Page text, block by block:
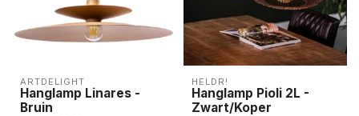
ARTDELIGHT
Hanglamp Linares -
Bruin
HELDR!
Hanglamp Pioli 2L -
Zwart/Koper